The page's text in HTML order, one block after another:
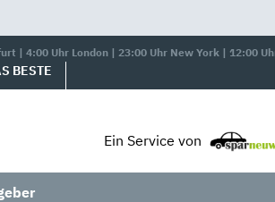
| 4:00 Uhr London | 23:00 Uhr New York | 12:00
BESTE
Ein Service von